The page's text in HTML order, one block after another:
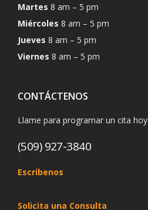
Martes 8 am – 5 pm
Miércoles 8 am – 5 pm
Jueves 8 am – 5 pm
Viernes 8 am – 5 pm
CONTÁCTENOS
Llame para programar un cita hoy
(509) 927-3840
Escribenos
Solicita una Consulta